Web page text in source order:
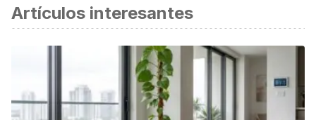
Artículos interesantes